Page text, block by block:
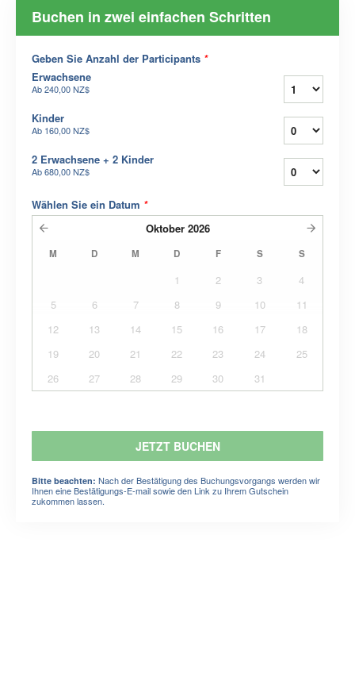
Buchen in zwei einfachen Schritten
Geben Sie Anzahl der Participants *
Erwachsene
Ab240,00 NZ$
Kinder
Ab 160,00 NZ$
2 Erwachsene + 2 Kinder
Ab680,00 NZ$
Wählen Sie ein Datum *
Oktober 2026
M D M D F S S
1 2 3
4
5
6 7 8 9 10
11
12
13 14 15 16 17
18
19
20 21 22 23 24
25
26
27 28 29 30 31
JETZT BUCHEN
Bitte beachten: Nach der Bestätigung des Buchungsvorgangs werden wir
Ihnen eine Bestätigungs-E-mail sowie den Link zu Ihrem Gutschein
zukommen lassen.